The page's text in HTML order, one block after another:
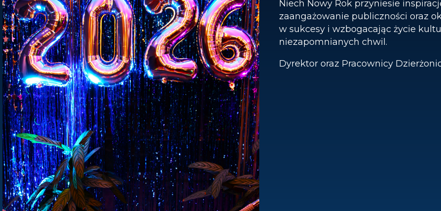
Niech Nowy Rok przyniesie
zaangażowanie publiczności oraz
w sukcesy i wzbogacając życie
niezapomnianych chwil.
Dyrektor oraz Pracownicy